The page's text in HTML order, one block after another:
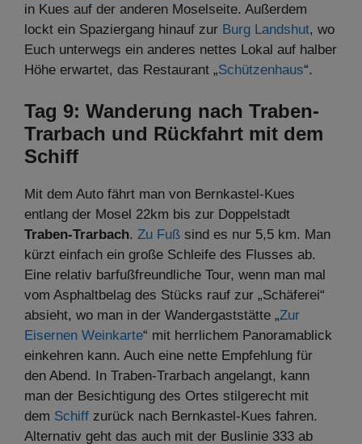
in Kues auf der anderen Moselseite. Außerdem
lockt ein Spaziergang hinauf zur Burg Landshut, wo
Euch unterwegs ein anderes nettes Lokal auf halber
Höhe erwartet, das Restaurant „Schützenhaus“.
Tag 9: Wanderung nach Traben-
Trarbach und Rückfahrt mit dem
Schiff
Mit dem Auto fährt man von Bernkastel-Kues
entlang der Mosel 22km bis zur Doppelstadt
Traben-Trarbach. Zu Fuß sind es nur 5,5 km. Man
kürzt einfach ein große Schleife des Flusses ab.
Eine relativ barfußfreundliche Tour, wenn man mal
vom Asphaltbelag des Stücks rauf zur „Schäferei“
absieht, wo man in der Wandergaststätte „Zur
Eisernen Weinkarte“ mit herrlichem Panoramablick
einkehren kann. Auch eine nette Empfehlung für
den Abend. In Traben-Trarbach angelangt, kann
man der Besichtigung des Ortes stilgerecht mit
dem Schiff zurück nach Bernkastel-Kues fahren.
Alternativ geht das auch mit der Buslinie 333 ab